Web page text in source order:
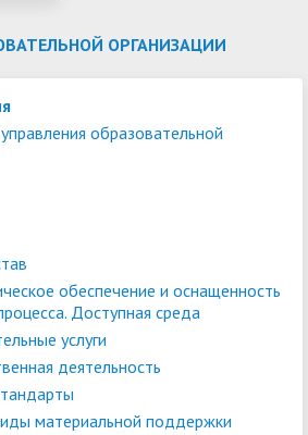
ОРГАНИЗАЦИИ
образовательной
обеспечение и оснащенность
Доступная среда
услуги
деятельность
материальной поддержки